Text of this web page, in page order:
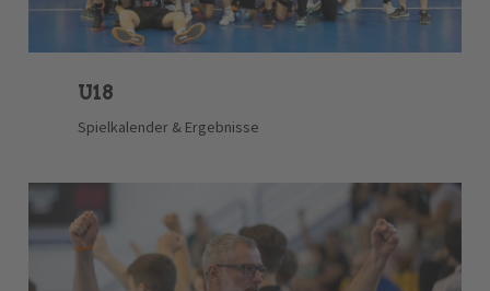
U18
Spielkalender & Ergebnisse